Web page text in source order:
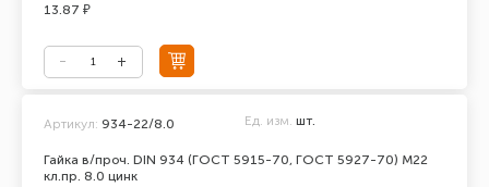
13.87 ₽
Гайка в/проч. DIN 934 (ГОСТ 5915-70, ГОСТ 5927-70) М22
кл.пр. 8.0 цинк
Артикул: 934-22/8.0 Ед. изм. шт.